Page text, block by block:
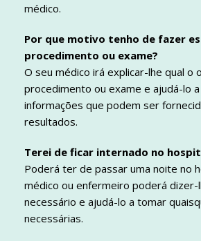
médico.
Por que motivo tenho de fazer
procedimento ou exame?
O seu médico irá explicar-lhe qual o
procedimento ou exame e ajudá-lo
informações que podem ser
resultados.
Terei de ficar internado no
Poderá ter de passar uma noite no
médico ou enfermeiro poderá dizer-
necessário e ajudá-lo a tomar
necessárias.